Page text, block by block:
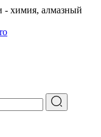
- химия, алмазный